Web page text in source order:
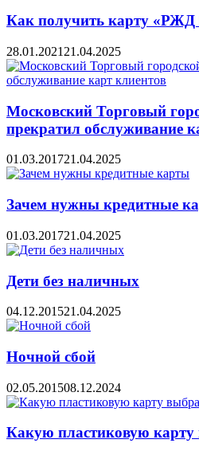
Как получить карту «РЖД
28.01.2021 21.04.2025
Московский Торговый
прекратил обслуживание
01.03.201721.04.2025
Зачем нужны кредитные
01.03.201721.04.2025
Дети без наличных
04.12.201521.04.2025
Ночной сбой
02.05.201508.12.2024
Какую пластиковую карту